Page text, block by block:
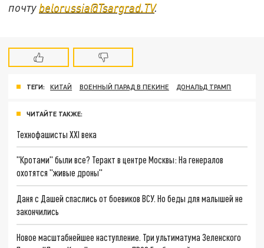
почту belorussia@Tsargrad.TV.
ТЕГИ: КИТАЙ ВОЕННЫЙ ПАРАД В ПЕКИНЕ ДОНАЛЬД ТРАМП
ЧИТАЙТЕ ТАКЖЕ:
Технофашисты XXI века
"Кротами" были все? Теракт в центре Москвы: На генералов
охотятся "живые дроны"
Даня с Дашей спаслись от боевиков ВСУ. Но беды для малышей не
закончились
Новое масштабнейшее наступление. Три ультиматума Зеленского